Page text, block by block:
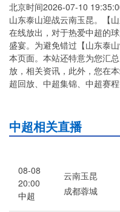
北京时间2026-07-10
山东泰山迎战云南玉昆。【
在线放出，对于热爱中超的
盛宴。为避免错过【山东泰
本页面。本站还特意为您汇
放，相关资讯，此外，您在
超回放、中超集锦、中超赛
中超相关直播
08-08
20:00
中超
云南玉昆
成都蓉城